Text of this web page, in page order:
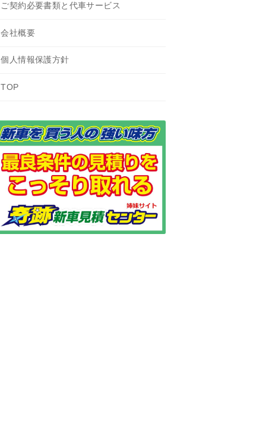
ご契約必要書類と代車サービス
会社概要
個人情報保護方針
TOP